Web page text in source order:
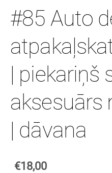
#85 Auto
| piekariņš
aksesuārs
| dāvana
€18,00